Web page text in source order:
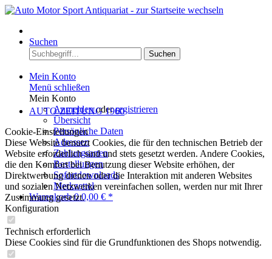
Suchen
Suchen
Mein Konto
Menü schließen
Mein Konto
Anmeldenoderregistrieren
Übersicht
Persönliche Daten
Adressen
Zahlungsarten
Bestellungen
Sofortdownloads
Merkzettel
Warenkorb0 0,00 € *
AUTO ZEITUNG 1960
Cookie-Einstellungen
Diese Website benutzt Cookies, die für den technischen Betrieb der
Website erforderlich sind und stets gesetzt werden. Andere Cookies,
die den Komfort bei Benutzung dieser Website erhöhen, der
Direktwerbung dienen oder die Interaktion mit anderen Websites
und sozialen Netzwerken vereinfachen sollen, werden nur mit Ihrer
Zustimmung gesetzt.
Konfiguration
Technisch erforderlich
Diese Cookies sind für die Grundfunktionen des Shops notwendig.